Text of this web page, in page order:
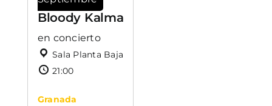
Bloody Kalma
en concierto
Sala Planta Baja
21:00
Granada